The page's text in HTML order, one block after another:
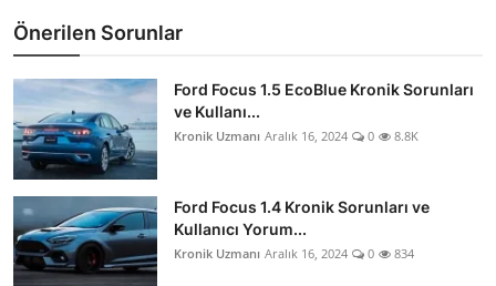
Önerilen Sorunlar
Ford Focus 1.5 EcoBlue Kronik Sorunları
ve Kullanı...
Kronik Uzmanı Aralık 16, 2024 0 8.8K
Ford Focus 1.4 Kronik Sorunları ve
Kullanıcı Yorum...
Kronik Uzmanı Aralık 16, 2024 0 834